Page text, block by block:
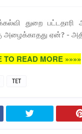
துறை பட்டதாரி
அழைக்காதது ஏன்? -
TO READ MORE »»»»
TET